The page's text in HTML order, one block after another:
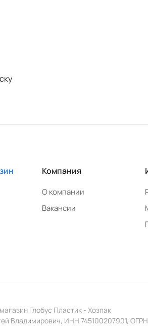
Компания
О компании
Вакансии
Глобус Пластик - Хозпак
Владимирович, ИНН 745100207901, ОГРН